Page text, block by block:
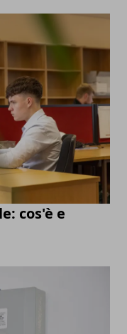
cos'è e